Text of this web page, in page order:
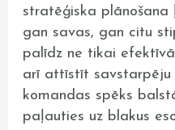
stratēģiska
gan savas, gan citu
palīdz ne tikai
arī attīstīt savstarpēju
komandas spēks
paļauties uz blakus